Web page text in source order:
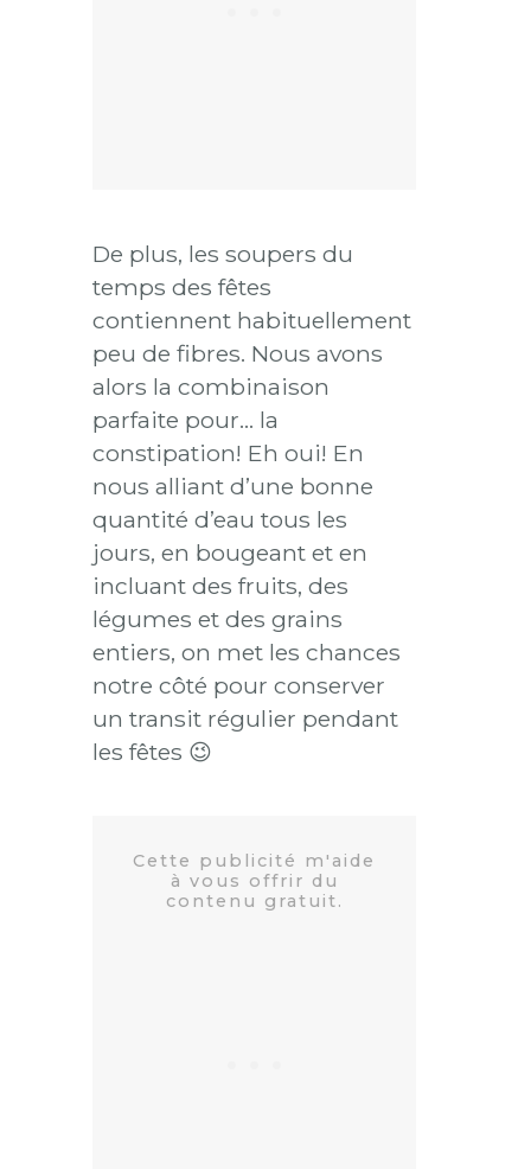
De plus, les soupers du
temps des fêtes
contiennent habituellement
peu de fibres. Nous avons
alors la combinaison
parfaite pour… la
constipation! Eh oui! En
nous alliant d’une bonne
quantité d’eau tous les
jours, en bougeant et en
incluant des fruits, des
légumes et des grains
entiers, on met les chances
notre côté pour conserver
un transit régulier pendant
les fêtes 😉